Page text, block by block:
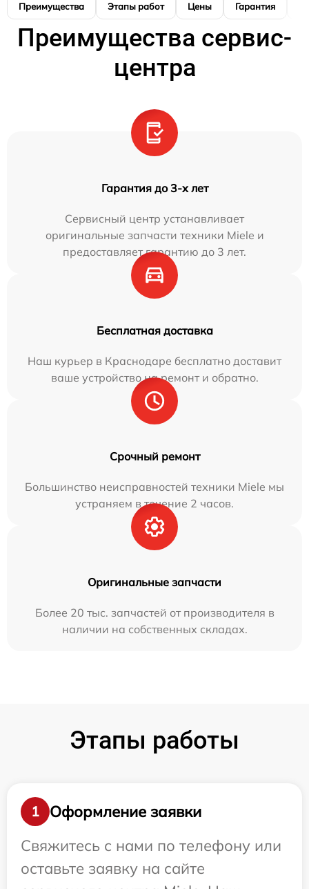
Преимущества Этапы работ Цены Гарантия
Преимущества сервис-
центра
Гарантия до 3-х лет
Сервисный центр устанавливает
оригинальные запчасти техники Miele и
предоставляет гарантию до 3 лет.
Бесплатная доставка
Наш курьер в Краснодаре бесплатно доставит
ваше устройство на ремонт и обратно.
Срочный ремонт
Большинство неисправностей техники Miele мы
устраняем в течение 2 часов.
Оригинальные запчасти
Более 20 тыс. запчастей от производителя в
наличии на собственных складах.
Этапы работы
1
Оформление заявки
Свяжитесь с нами по телефону или
оставьте заявку на сайте